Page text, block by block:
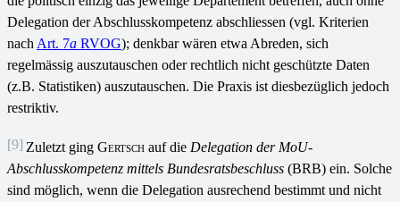
Delegation der Abschlusskompetenz abschliessen (vgl. Kriterien
nach Art. 7a RVOG); denkbar wären etwa Abreden, sich
regelmässig auszutauschen oder rechtlich nicht geschützte Daten
(z.B. Statistiken) auszutauschen. Die Praxis ist diesbezüglich jedoch
restriktiv.
[9] Zuletzt ging Gertsch auf die Delegation der MoU-
Abschlusskompetenz mittels Bundesratsbeschluss (BRB) ein. Solche
sind möglich, wenn die Delegation ausrechend bestimmt und nicht